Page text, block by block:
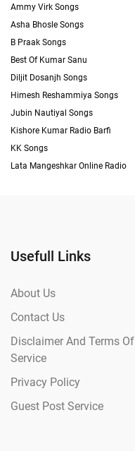
Ammy Virk Songs
Asha Bhosle Songs
B Praak Songs
Best Of Kumar Sanu
Diljit Dosanjh Songs
Himesh Reshammiya Songs
Jubin Nautiyal Songs
Kishore Kumar Radio Barfi
KK Songs
Lata Mangeshkar Online Radio
Usefull Links
About Us
Contact Us
Disclaimer And Terms Of
Service
Privacy Policy
Guest Post Service